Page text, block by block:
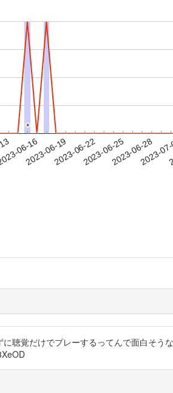
06-16
2023-06-192023-06-222023-06-252023-06-28
2023-
*
*
聴覚だけでプレーするってんで面白そう